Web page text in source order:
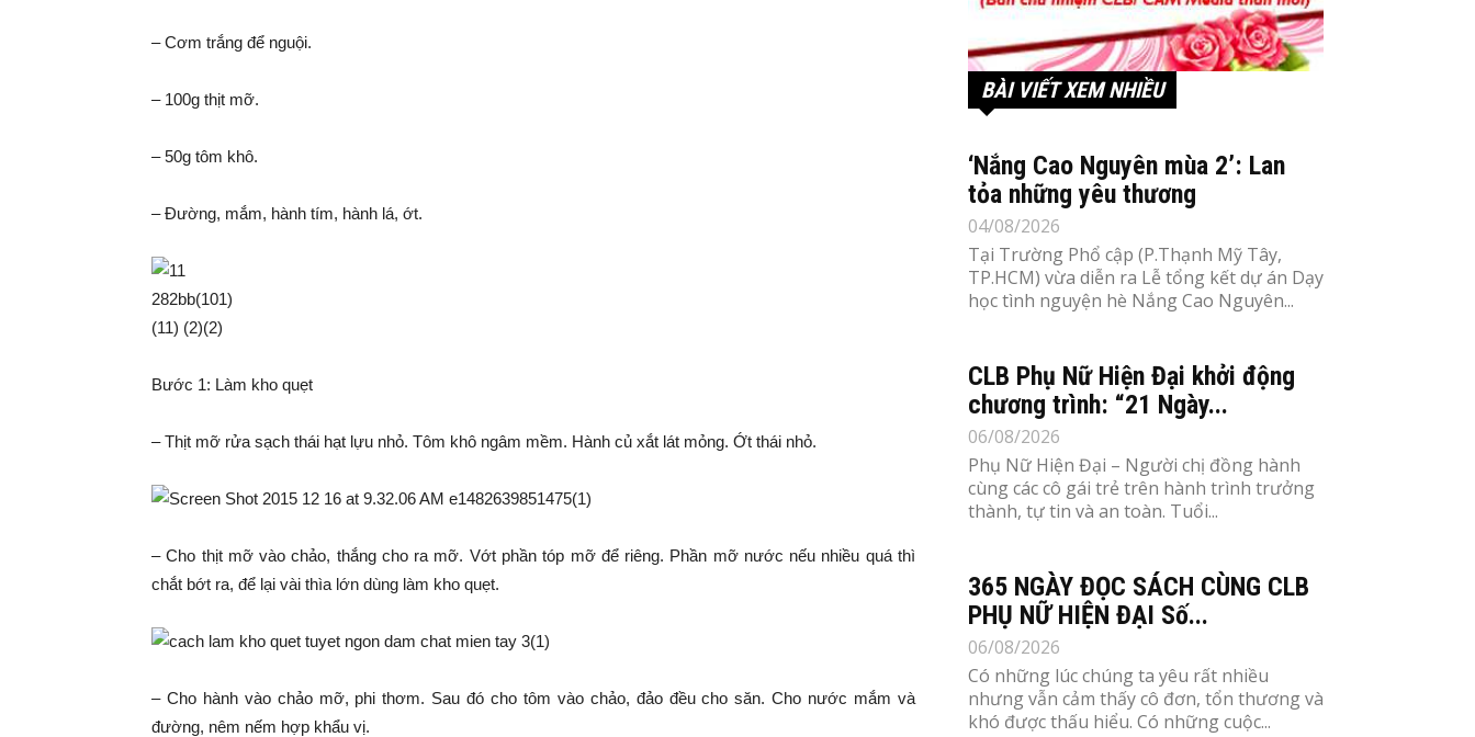
– Cơm trắng để nguội.
– 100g thịt mỡ.
– 50g tôm khô.
– Đường, mắm, hành tím, hành lá, ớt.
Bước 1: Làm kho quẹt
– Thịt mỡ rửa sạch thái hạt lựu nhỏ. Tôm khô ngâm mềm. Hành củ xắt lát mỏng. Ớt thái nhỏ.
– Cho thịt mỡ vào chảo, thắng cho ra mỡ. Vớt phần tóp mỡ để riêng. Phần mỡ nước nếu nhiều quá thì
chắt bớt ra, để lại vài thìa lớn dùng làm kho quẹt.
– Cho hành vào chảo mỡ, phi thơm. Sau đó cho tôm vào chảo, đảo đều cho săn. Cho nước mắm và
đường, nêm nếm hợp khẩu vị.
BÀI VIẾT XEM NHIỀU
‘Nắng Cao Nguyên mùa 2’: Lan
tỏa những yêu thương
04/08/2026
Tại Trường Phổ cập (P.Thạnh Mỹ Tây,
TP.HCM) vừa diễn ra Lễ tổng kết dự án Dạy
học tình nguyện hè Nắng Cao Nguyên...
CLB Phụ Nữ Hiện Đại khởi động
chương trình: “21 Ngày...
06/08/2026
Phụ Nữ Hiện Đại – Người chị đồng hành
cùng các cô gái trẻ trên hành trình trưởng
thành, tự tin và an toàn. Tuổi...
365 NGÀY ĐỌC SÁCH CÙNG CLB
PHỤ NỮ HIỆN ĐẠI Số...
06/08/2026
Có những lúc chúng ta yêu rất nhiều
nhưng vẫn cảm thấy cô đơn, tổn thương và
khó được thấu hiểu. Có những cuộc...